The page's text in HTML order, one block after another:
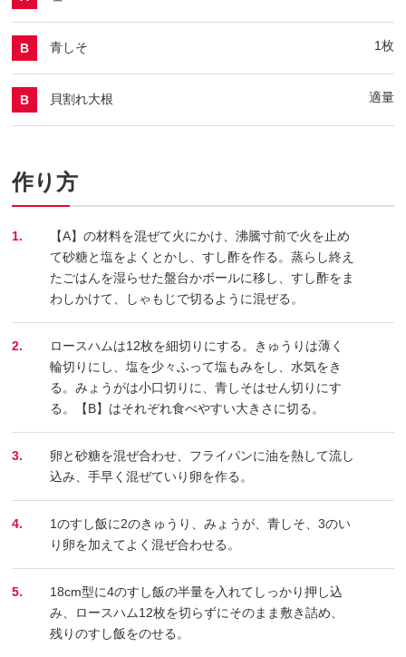
B 青しそ 1枚
B 貝割れ大根 適量
作り方
1.
【A】の材料を混ぜて火にかけ、沸騰寸前で火を止め
て砂糖と塩をよくとかし、すし酢を作る。蒸らし終え
たごはんを湿らせた盤台かボールに移し、すし酢をま
わしかけて、しゃもじで切るように混ぜる。
2.
ロースハムは12枚を細切りにする。きゅうりは薄く
輪切りにし、塩を少々ふって塩もみをし、水気をき
る。みょうがは小口切りに、青しそはせん切りにす
る。【B】はそれぞれ食べやすい大きさに切る。
3.
卵と砂糖を混ぜ合わせ、フライパンに油を熱して流し
込み、手早く混ぜていり卵を作る。
4.
1のすし飯に2のきゅうり、みょうが、青しそ、3のい
り卵を加えてよく混ぜ合わせる。
5.
18cm型に4のすし飯の半量を入れてしっかり押し込
み、ロースハム12枚を切らずにそのまま敷き詰め、
残りのすし飯をのせる。